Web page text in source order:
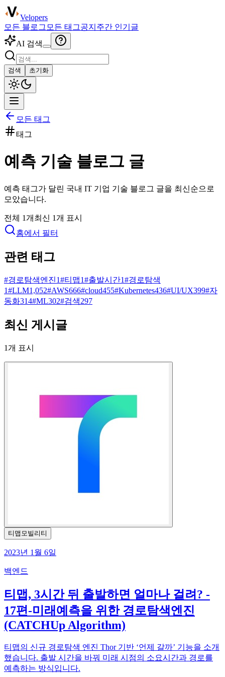
Velopers
모든 블로그 모든 태그공지 주간 인기글
AI 검색
검색 초기화
모든 태그
태그
예측 기술 블로그 글
예측 태그가 달린 국내 IT 기업 기술 블로그 글을 최신순으로
모았습니다.
전체 1개 최신 1개 표시
홈에서 필터
관련 태그
#경로탐색엔진1#티맵1#출발시간1#경로탐색
1#LLM1,052#AWS666#cloud455#Kubernetes436#UI/UX399#자
동화314#ML302#검색297
최신 게시글
1개 표시
티맵모빌리티
2023년 1월 6일
백엔드
티맵, 3시간 뒤 출발하면 얼마나 걸려? -
17편-미래예측을 위한 경로탐색엔진
(CATCHUp Algorithm)
티맵의 신규 경로탐색 엔진 Thor 기반 ‘언제 갈까’ 기능을 소개
했습니다. 출발 시간을 바꿔 미래 시점의 소요시간과 경로를
예측하는 방식입니다.